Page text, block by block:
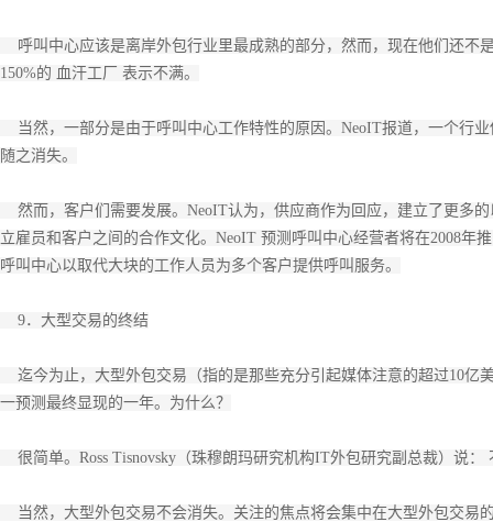
呼叫中心应该是离岸外包行业里最成熟的部分，然而，现在他们还不
150%的 血汗工厂 表示不满。
当然，一部分是由于呼叫中心工作特性的原因。NeoIT报道，一个行
随之消失。
然而，客户们需要发展。NeoIT认为，供应商作为回应，建立了更多
立雇员和客户之间的合作文化。NeoIT 预测呼叫中心经营者将在2008年
呼叫中心以取代大块的工作人员为多个客户提供呼叫服务。
9．大型交易的终结
迄今为止，大型外包交易（指的是那些充分引起媒体注意的超过10亿
一预测最终显现的一年。为什么？
很简单。Ross Tisnovsky（珠穆朗玛研究机构IT外包研究副总裁）说
当然，大型外包交易不会消失。关注的焦点将会集中在大型外包交易